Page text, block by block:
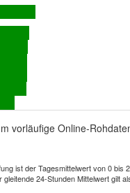
vorläufige Online-
ist der Tagesmittelwert von 0 bis
24-Stunden Mittelwert gilt